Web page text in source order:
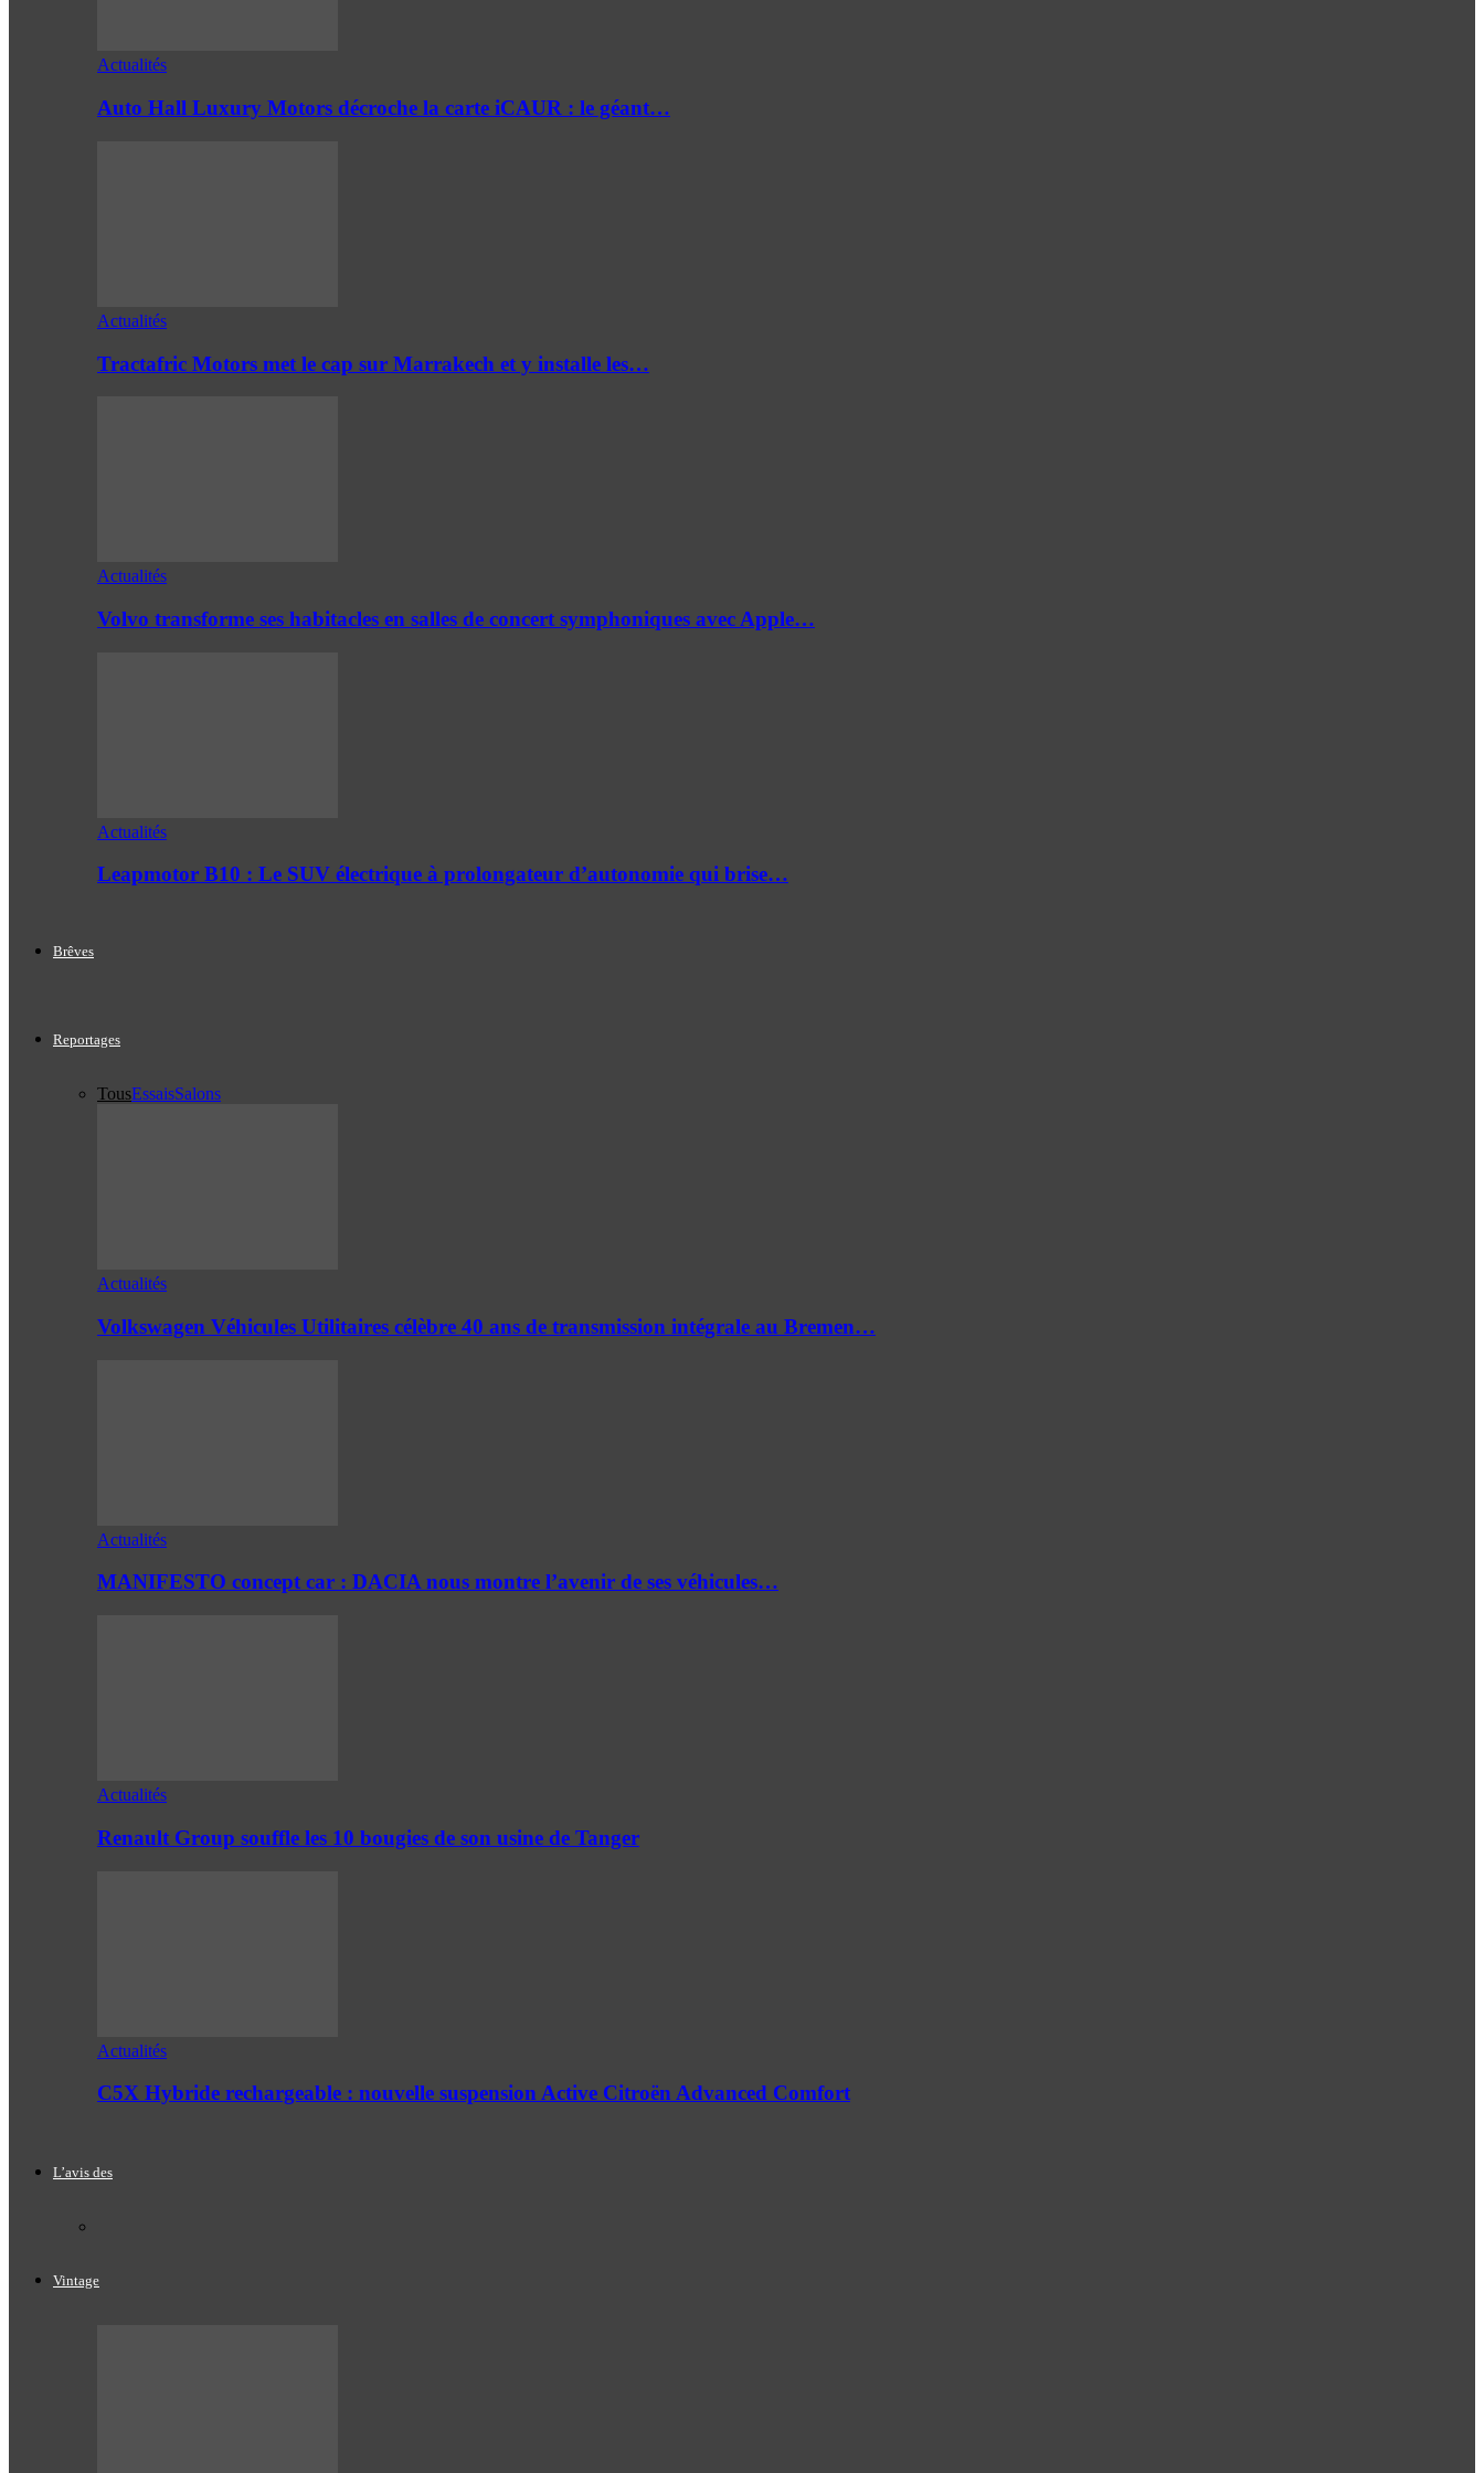
Actualités
Auto Hall Luxury Motors décroche la carte iCAUR : le géant…
Actualités
Tractafric Motors met le cap sur Marrakech et y installe les…
Actualités
Volvo transforme ses habitacles en salles de concert symphoniques avec Apple…
Actualités
Leapmotor B10 : Le SUV électrique à prolongateur d’autonomie qui brise…
Brêves
Reportages
TousEssaisSalons
Actualités
Volkswagen Véhicules Utilitaires célèbre 40 ans de transmission intégrale au Bremen…
Actualités
MANIFESTO concept car : DACIA nous montre l’avenir de ses véhicules…
Actualités
Renault Group souffle les 10 bougies de son usine de Tanger
Actualités
C5X Hybride rechargeable : nouvelle suspension Active Citroën Advanced Comfort
L’avis des
Vintage